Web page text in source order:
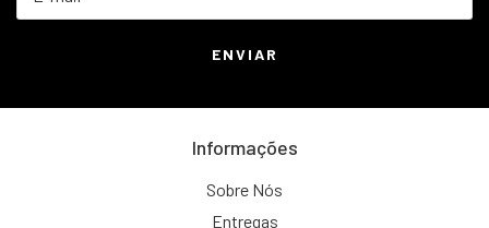
Informações
Sobre Nós
Entregas